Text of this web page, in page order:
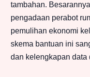
tambahan.
pengadaan perabot
pemulihan ekonomi
skema bantuan ini
dan kelengkapan data